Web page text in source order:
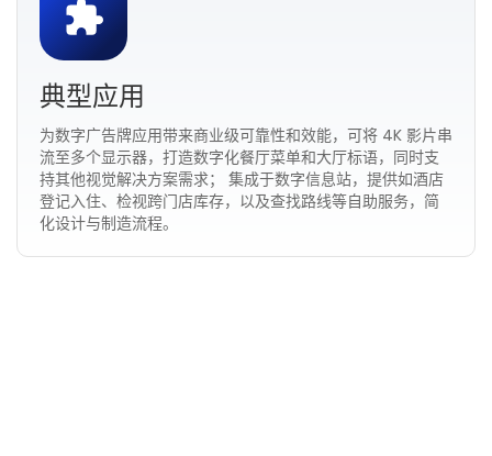
典型应用
为数字广告牌应用带来商业级可靠性和效能，可将 4K 影片串
流至多个显示器，打造数字化餐厅菜单和大厅标语，同时支
持其他视觉解决方案需求； 集成于数字信息站，提供如酒店
登记入住、检视跨门店库存，以及查找路线等自助服务，简
化设计与制造流程。